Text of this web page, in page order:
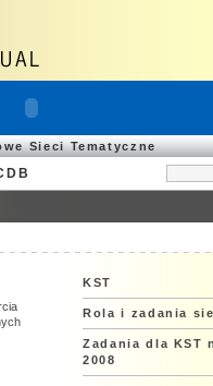
Sieci Tematyczne
KST
Rola i zadania
Zadania dla KST
2008